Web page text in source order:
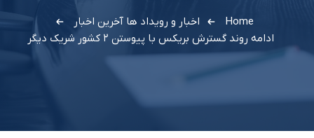
Home اخبار و رویداد ها آخرین اخبار
ادامه روند گسترش بریکس با پیوستن ۲ کشور شریک دیگر